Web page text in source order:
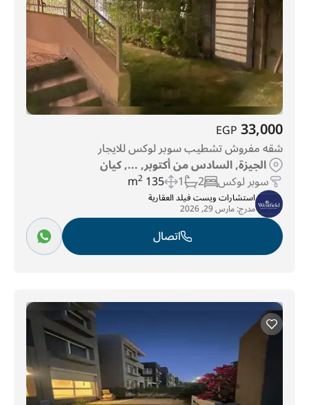
33,000
EGP
شقه مفروش تشطيب سوبر لوكس للايجار
الجيزة, السادس من أكتوبر, ..., كيان
سوبر لوكس 2
1
135 m
2
استشارات ويست فيلد العقارية
مدرج:مارس 29, 2026
اتصال